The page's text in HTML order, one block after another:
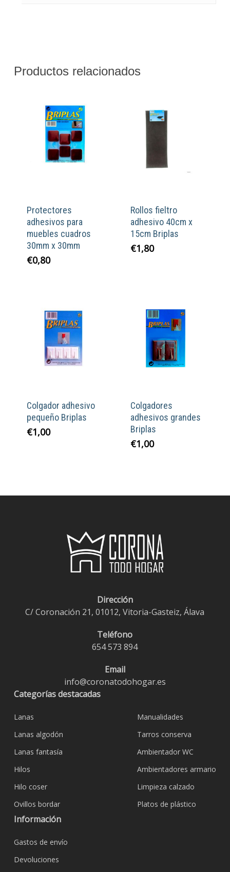
Productos relacionados
Protectores
adhesivos para
muebles cuadros
30mm x 30mm
€0,80
Rollos fieltro
adhesivo 40cm x
15cm Briplas
€1,80
Colgador adhesivo
pequeño Briplas
€1,00
Colgadores
adhesivos grandes
Briplas
€1,00
Dirección
C/ Coronación 21, 01012, Vitoria-Gasteiz, Álava
Teléfono
654 573 894
Email
info@coronatodohogar.es
Categorías destacadas
Lanas
Lanas algodón
Lanas fantasía
Hilos
Hilo coser
Ovillos bordar
Manualidades
Tarros conserva
Ambientador WC
Ambientadores armario
Limpieza calzado
Platos de plástico
Información
Gastos de envío
Devoluciones